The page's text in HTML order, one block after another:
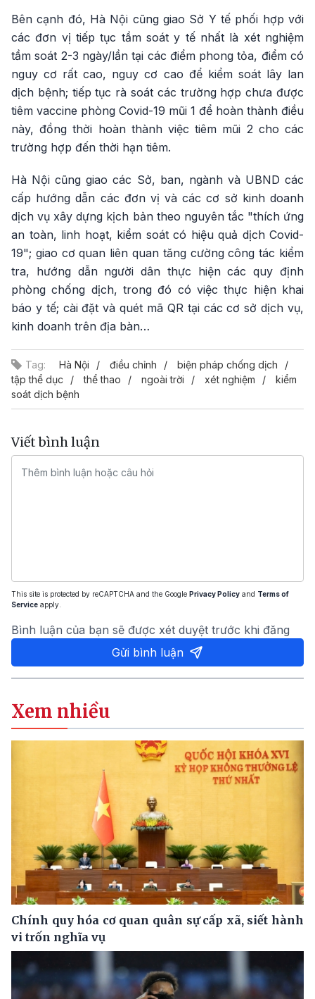
Bên cạnh đó, Hà Nội cũng giao Sở Y tế phối hợp với
các đơn vị tiếp tục tầm soát y tế nhất là xét nghiệm
tầm soát 2-3 ngày/lần tại các điểm phong tỏa, điểm có
nguy cơ rất cao, nguy cơ cao để kiểm soát lây lan
dịch bệnh; tiếp tục rà soát các trường hợp chưa được
tiêm vaccine phòng Covid-19 mũi 1 để hoàn thành điều
này, đồng thời hoàn thành việc tiêm mũi 2 cho các
trường hợp đến thời hạn tiêm.
Hà Nội cũng giao các Sở, ban, ngành và UBND các
cấp hướng dẫn các đơn vị và các cơ sở kinh doanh
dịch vụ xây dựng kịch bản theo nguyên tắc "thích ứng
an toàn, linh hoạt, kiểm soát có hiệu quả dịch Covid-
19"; giao cơ quan liên quan tăng cường công tác kiểm
tra, hướng dẫn người dân thực hiện các quy định
phòng chống dịch, trong đó có việc thực hiện khai
báo y tế; cài đặt và quét mã QR tại các cơ sở dịch vụ,
kinh doanh trên địa bàn…
Tag: Hà Nội điều chỉnh
biện pháp chống dịch
tập thể dục
thể thao ngoài trời xét nghiệm
kiểm
soát dịch bệnh
Viết bình luận
This site is protected by reCAPTCHA and the Google Privacy Policy and Terms of
Service apply.
Bình luận của bạn sẽ được xét duyệt trước khi đăng
Gửi bình luận
Xem nhiều
Chính quy hóa cơ quan quân sự cấp xã, siết hành
vi trốn nghĩa vụ